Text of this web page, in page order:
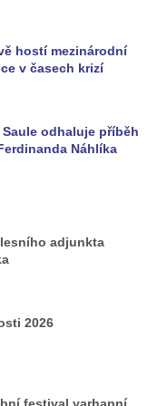
psem
do
hostí mezinárodní
v časech krizí
odhaluje příběh
Náhlíka
adjunkta
2026